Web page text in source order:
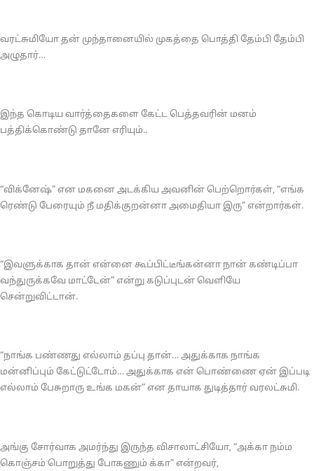
வரட்சுமியோ தன் முந்தானையில் முகத்தை பொத்தி தேம்பி தேம்பி
அழுதார்…
இந்த கொடிய வார்த்தைகளை கேட்ட பெத்தவரின் மனம்
பத்திக்கொண்டு தானே எரியும்..
“விக்னேஷ்” என மகனை அடக்கிய அவனின் பெற்றொர்கள், “எங்க
ரெண்டு பேரையும் நீ மதிக்குறன்னா அமைதியா இரு” என்றார்கள்.
“இவளுக்காக தான் என்னை கூப்பிட்டீங்கன்னா நான் கண்டிப்பா
வந்துருக்கவே மாட்டேன்” என்று கடுப்புடன் வெளியே
சென்றுவிட்டான்.
“நாங்க பண்ணது எல்லாம் தப்பு தான்… அதுக்காக நாங்க
மன்னிப்பும் கேட்டுட்டோம்… அதுக்காக என் பொண்ணை ஏன் இப்படி
எல்லாம் பேசுறாரு உங்க மகன்” என தாயாக துடித்தார் வரலட்சுமி.
அங்கு சோர்வாக அமர்ந்து இருந்த விசாலாட்சியோ, “அக்கா நம்ம
கொஞ்சம் பொறுத்து போகணும் க்கா” என்றவர்,